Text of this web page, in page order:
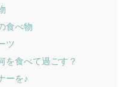
食べ物
ツ
を食べて過ごす？
ーを♪